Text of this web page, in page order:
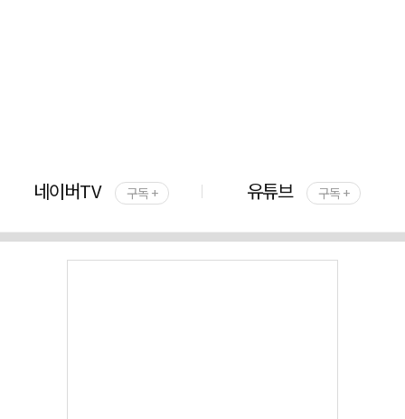
네이버TV 구독 + 유튜브 구독 +